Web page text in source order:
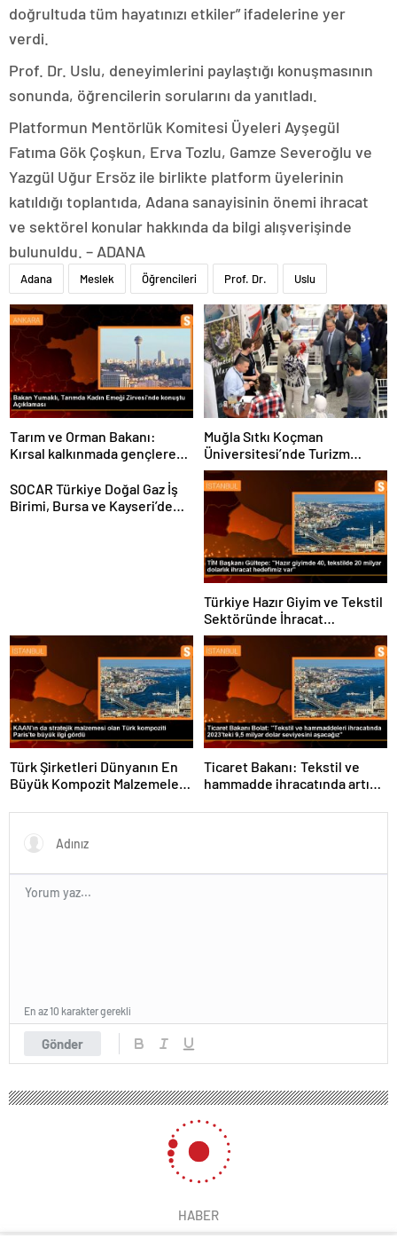
doğrultuda tüm hayatınızı etkiler” ifadelerine yer
verdi.
Prof. Dr. Uslu, deneyimlerini paylaştığı konuşmasının
sonunda, öğrencilerin sorularını da yanıtladı.
Platformun Mentörlük Komitesi Üyeleri Ayşegül
Fatıma Gök Çoşkun, Erva Tozlu, Gamze Severoğlu ve
Yazgül Uğur Ersöz ile birlikte platform üyelerinin
katıldığı toplantıda, Adana sanayisinin önemi ihracat
ve sektörel konular hakkında da bilgi alışverişinde
bulunuldu. – ADANA
Adana Meslek Öğrencileri Prof. Dr. Uslu
Tarım ve Orman Bakanı:
Kırsal kalkınmada gençlere
yapıyoruz
Muğla Sıtkı Koçman
Üniversitesi’nde Turizm
Sektörü ve Öğrenciler
Buluştu
SOCAR Türkiye Doğal Gaz İş
Birimi, Bursa ve Kayseri’de
Türkiye Hazır Giyim ve Tekstil
Sektöründe İhracat
Hedeflerini Açıkladı
Türk Şirketleri Dünyanın En
Büyük Kompozit Malzemeler
Ticaret Bakanı: Tekstil ve
hammadde ihracatında artış
Gönder
En az 10 karakter gerekli
HABER